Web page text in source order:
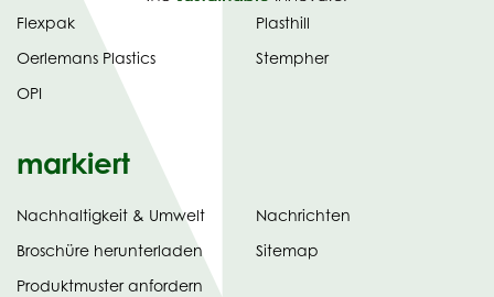
Flexpak
Oerlemans Plastics
OPI
Plasthill
Stempher
markiert
Nachhaltigkeit & Umwelt
Broschüre herunterladen
in
new
Produktmuster anfordern
Nachrichten
Sitemap